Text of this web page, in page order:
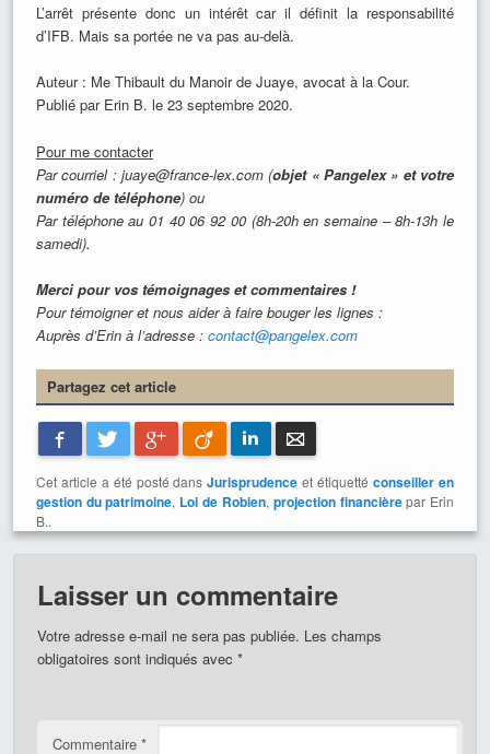
L’arrêt présente donc un intérêt car il définit la responsabilité
d’IFB. Mais sa portée ne va pas au-delà.
Auteur : Me Thibault du Manoir de Juaye, avocat à la Cour.
Publié par Erin B. le 23 septembre 2020.
Pour me contacter
Par courriel : juaye@france-lex.com (objet « Pangelex » et votre
numéro de téléphone) ou
Par téléphone au 01 40 06 92 00 (8h-20h en semaine – 8h-13h le
samedi).
Merci pour vos témoignages et commentaires !
Pour témoigner et nous aider à faire bouger les lignes :
Auprès d’Erin à l’adresse : contact@pangelex.com
Partagez cet article
FacebookTwitter Google+ Viadeo LinkedInE-mail
Cet article a été posté dansJurisprudence et étiquettéconseiller en
gestion du patrimoine, Loi de Robien, projection financièrepar Erin
B..
Laisser un commentaire
Votre adresse e-mail ne sera pas publiée. Les champs
obligatoires sont indiqués avec *
Commentaire *